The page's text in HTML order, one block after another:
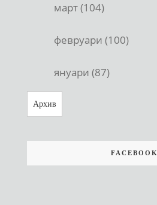
март (104)
февруари (100)
януари (87)
Архив
FACEBOOK